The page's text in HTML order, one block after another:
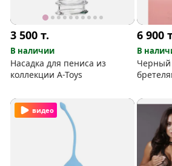
3 500т.
В наличии
Насадка для пениса из
коллекции A-Toys
6 900
В
Черный
видео